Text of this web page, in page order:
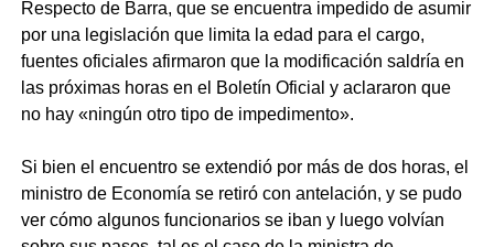
Respecto de Barra, que se encuentra impedido de asumir
por una legislación que limita la edad para el cargo,
fuentes oficiales afirmaron que la modificación saldría en
las próximas horas en el Boletín Oficial y aclararon que
no hay «ningún otro tipo de impedimento».
Si bien el encuentro se extendió por más de dos horas, el
ministro de Economía se retiró con antelación, y se pudo
ver cómo algunos funcionarios se iban y luego volvían